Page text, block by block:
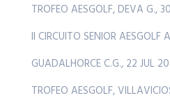
TROFEO AESGOLF, DEVA G.,
II CIRCUITO SENIOR AESGOLF
GUADALHORCE C.G., 22 JUL
TROFEO AESGOLF,